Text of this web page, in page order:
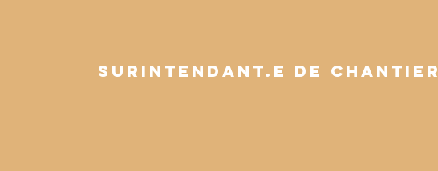
Surintendant.e de chantier